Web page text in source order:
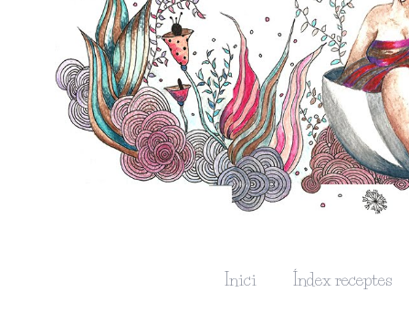
Inici Índex receptes